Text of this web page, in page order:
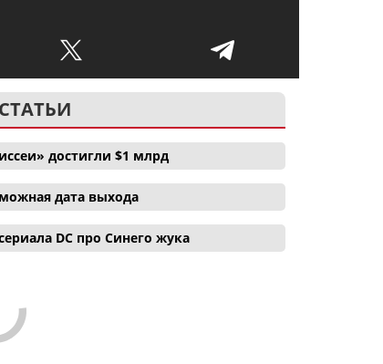
достигли $1 млрд
дата выхода
DC про Синего жука